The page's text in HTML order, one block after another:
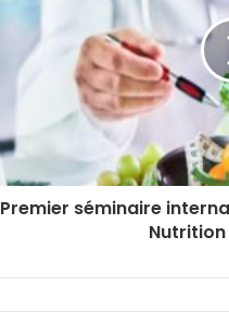
Premier séminaire